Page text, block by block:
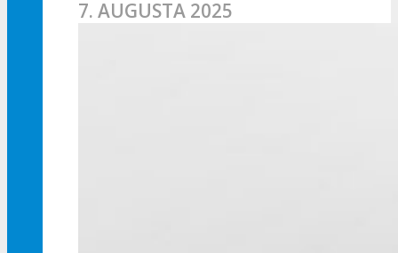
7. AUGUSTA 2025